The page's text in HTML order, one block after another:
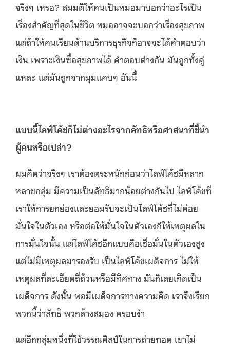
จริงๆ เหรอ? สมมติให้คนเป็นหมอมาบอกว่าอะไรเป็น
เรื่องสำคัญที่สุดในชีวิต หมออาจจะบอกว่าเรื่องสุขภาพ
แต่ถ้าให้คนเรียนด้านบริการธุรกิจก็อาจจะได้คำตอบว่า
เงิน เพราะเงินซื้อสุขภาพได้ คำตอบต่างกัน มันถูกทั้งคู่
แหละ แต่มันถูกจากมุมแคบๆ อันนี้
แบบนี้ไลฟ์โค้ชก็ไม่ต่างอะไรจากลัทธิหรือศาสนาที่ชี้นำ
ผู้คนหรือเปล่า?
ผมคิดว่าจริงๆ เราต้องตระหนักก่อนว่าไลฟ์โค้ชมีหลาก
หลายกลุ่ม มีความเป็นลัทธิมากน้อยต่างกันไป ไลฟ์โค้ชที่
เราให้การยกย่องและยอมรับจะเป็นไลฟ์โค้ชที่ไม่ค่อย
มั่นใจในตัวเอง หรือต่อให้มั่นใจในตัวเองก็ให้เหตุผลใน
การมั่นใจนั้น แต่ไลฟ์โค้ชอีกแบบคือเชื่อมั่นในตัวเองสูง
แต่ไม่มีเหตุผลมารองรับ เป็นไลฟ์โค้ชเผด็จการ ไม่ให้
เหตุผลที่ละเอียดถี่ถ้วนหรือมีทิศทาง มันก็เลยเกิดเป็น
เผด็จการ ดังนั้น พอมีเผด็จการทางความคิด เราจึงเรียก
พวกนี้ว่าลัทธิ พวกล้างสมอง ครอบงำ
แต่อีกกลุ่มหนึ่งที่ใช้วรรณศิลป์ในการถ่ายทอด เขาไม่